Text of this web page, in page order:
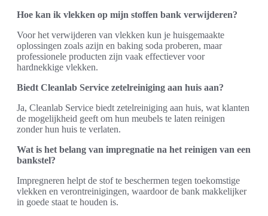
Hoe kan ik vlekken op mijn stoffen bank verwijderen?
Voor het verwijderen van vlekken kun je huisgemaakte
oplossingen zoals azijn en baking soda proberen, maar
professionele producten zijn vaak effectiever voor
hardnekkige vlekken.
Biedt Cleanlab Service zetelreiniging aan huis aan?
Ja, Cleanlab Service biedt zetelreiniging aan huis, wat klanten
de mogelijkheid geeft om hun meubels te laten reinigen
zonder hun huis te verlaten.
Wat is het belang van impregnatie na het reinigen van een
bankstel?
Impregneren helpt de stof te beschermen tegen toekomstige
vlekken en verontreinigingen, waardoor de bank makkelijker
in goede staat te houden is.